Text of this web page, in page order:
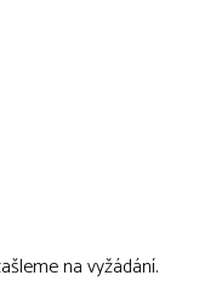
na vyžádání.